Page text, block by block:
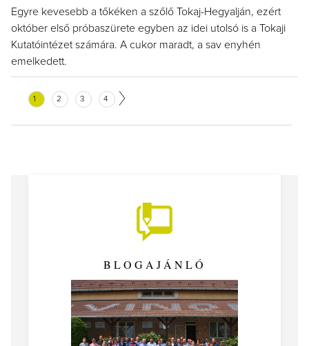
Egyre kevesebb a tőkéken a szőlő Tokaj-Hegyalján, ezért
október első próbaszürete egyben az idei utolsó is a Tokaji
Kutatóintézet számára. A cukor maradt, a sav enyhén
emelkedett.
1 2 3 4
BLOGAJÁNLÓ